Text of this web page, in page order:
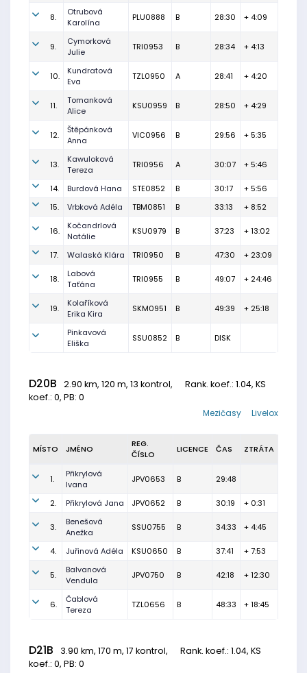
8.
Otrubová
Karolína
PLU0888 B 28:30 + 4:09
9.
Cymorková
Julie
TRI0953 B 28:34 + 4:13
10.
Kundratová
Eva
TZL0950 A 28:41 + 4:20
11.
Tomanková
Alice
KSU0959 B 28:50 + 4:29
12.
Štěpánková
Anna
VIC0956 B 29:56 + 5:35
13.
Kawuloková
Tereza
TRI0956 A 30:07 + 5:46
14. Burdová Hana STE0852 B 30:17
+ 5:56
15.
Vrbková Adéla TBM0851 B 33:13 + 8:52
16.
Kočandrlová
Natálie
KSU0979 B 37:23 + 13:02
17. Walaská Klára TRI0950 B 47:30 + 23:09
18.
Labová
Taťána
TRI0955 B 49:07 + 24:46
19.
Kolaříková
Erika Kira
SKM0951 B 49:39 + 25:18
Pinkavová
Eliška
SSU0852 B DISK
D20B 2.90 km, 120 m, 13 kontrol, Rank. koef.: 1.04, KS
koef.: 0, PB: 0
Livelox
Mezičasy
MÍSTO JMÉNO
REG.
ČÍSLO
LICENCE ČAS ZTRÁTA
1.
Přikrylová
Ivana
JPV0653 B 29:48
2. Přikrylová Jana JPV0652 B 30:19 + 0:31
3.
Benešová
Anežka
SSU0755 B 34:33 + 4:45
4. Juřinová Adéla KSU0650 B 37:41 + 7:53
5.
Balvanová
Vendula
JPV0750 B 42:18 + 12:30
6.
Čablová
Tereza
TZL0656 B 48:33 + 18:45
D21B 3.90 km, 170 m, 17 kontrol, Rank. koef.: 1.04, KS
koef.: 0, PB: 0